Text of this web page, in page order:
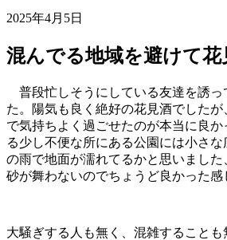
プ
動
2025年4月5日
混んでる地域を避けて
普段忙しそうにしている友達を誘っ
た。陽気も良く絶好の花見酒でした
で気持ちよく過ごせたのが本当に良
る少し不便な所にある公園には小さな
の雨で地面が濡れてるかと思いまし
砂が舞わないのでちょうど良かった感
大騒ぎする人も無く、混雑すること